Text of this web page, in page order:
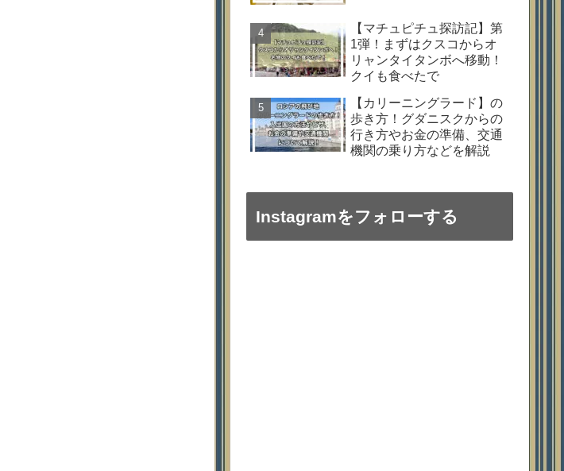
【マチュピチュ探訪記】第
1弾！まずはクスコからオ
リャンタイタンボへ移動！
クイも食べたで
【カリーニングラード】の
歩き方！グダニスクからの
行き方やお金の準備、交通
機関の乗り方などを解説
Instagramをフォローする